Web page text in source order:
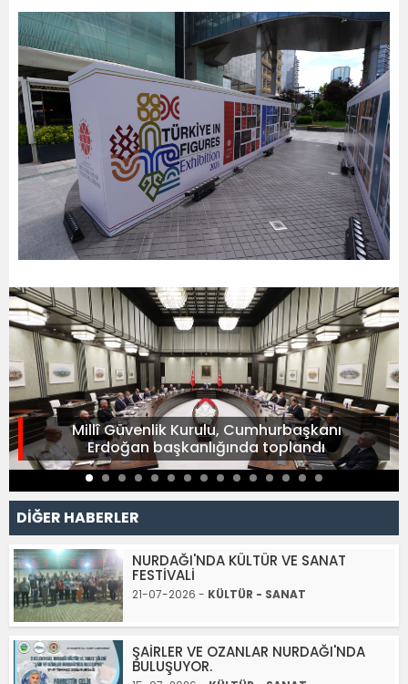
Millî Güvenlik Kurulu, Cumhurbaşkanı
Erdoğan başkanlığında toplandı
DİĞER HABERLER
NURDAĞI'NDA KÜLTÜR VE SANAT
FESTİVALİ
21-07-2026 - KÜLTÜR - SANAT
ŞAİRLER VE OZANLAR NURDAĞI'NDA
BULUŞUYOR.